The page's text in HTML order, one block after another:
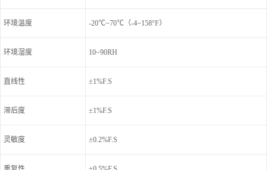
环境温度 -20℃~70℃（-4~158°F）
环境湿度 10~90RH
直线性 ±1%F.S
滞后度 ±1%F.S
灵敏度 ±0.2%F.S